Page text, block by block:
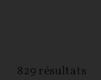
829 résultats